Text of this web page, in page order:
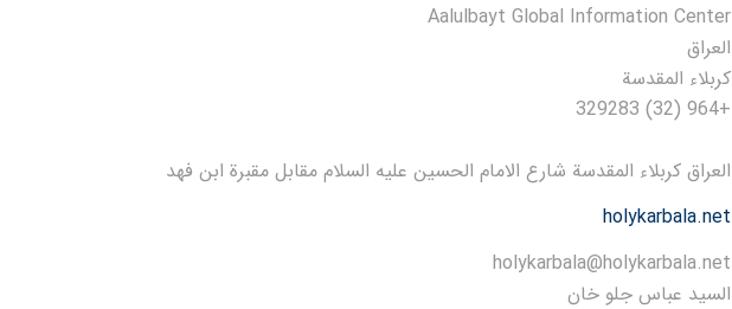
Aalulbayt Global Information Center
العراق
كربلاء المقدسة
+964 (32) 329283
العراق كربلاء المقدسة شارع الامام الحسين عليه السلام مقابل مقبرة ابن فهد
holykarbala.net
holykarbala@holykarbala.net
السيد عباس جلو خان